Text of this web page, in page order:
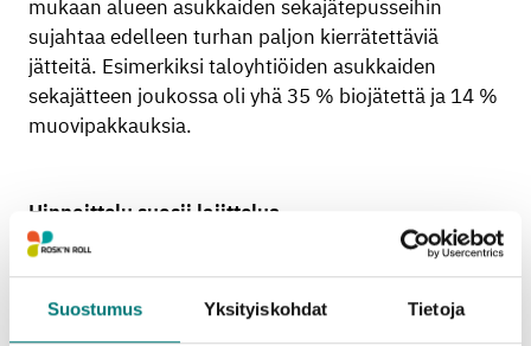
Suostumus Yksityiskohdat Tietoja
mukaan alueen asukkaiden sekajätepusseihin
sujahtaa edelleen turhan paljon kierrätettäviä
jätteitä. Esimerkiksi taloyhtiöiden asukkaiden
sekajätteen joukossa oli yhä 35 % biojätettä ja 14 %
muovipakkauksia.
Hinnoittelu suosii lajittelua
Taloyhtiöissä on mitä parhaimmat mahdollisuudet
lajittelulle. Kerros- ja rivitaloissa pitää nykyisen